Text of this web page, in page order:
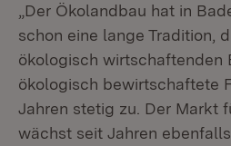
„Der Ökolandbau hat in
schon eine lange Tradition,
ökologisch wirtschaftenden
ökologisch bewirtschaftete
Jahren stetig zu. Der Markt
wächst seit Jahren